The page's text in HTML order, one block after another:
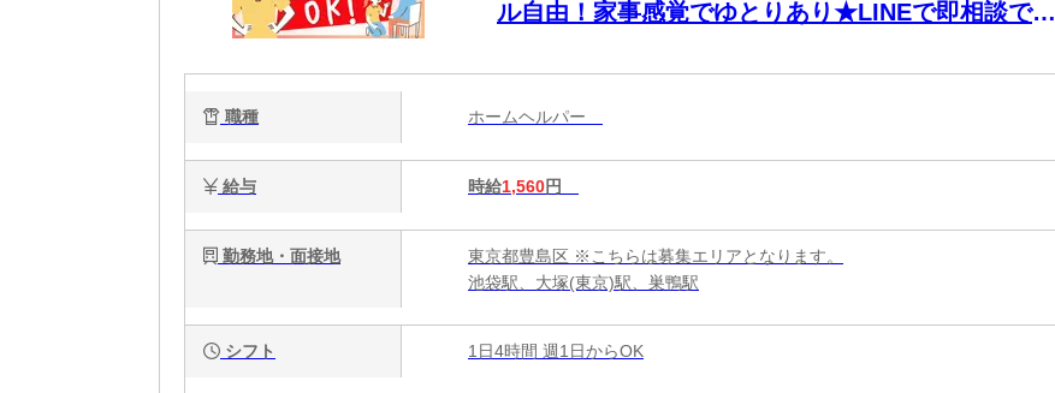
ル自由！家事感覚でゆとりあり★LINEで即相談でき
職種 ホームヘルパー
給与 時給1,560円
勤務地・面接地
東京都豊島区 ※こちらは募集エリアとなります。
池袋駅、大塚(東京)駅、巣鴨駅
シフト 1日4時間 週1日からOK